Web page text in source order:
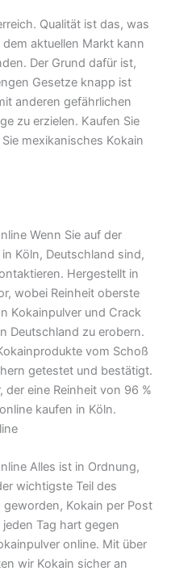
Qualität ist das, was
aktuellen Markt kann
Der Grund dafür ist,
Gesetze knapp ist
anderen gefährlichen
zu erzielen. Kaufen Sie
mexikanisches Kokain
Wenn Sie auf der
Köln, Deutschland sind,
Hergestellt in
wobei Reinheit oberste
Kokainpulver und Crack
Deutschland zu erobern.
vom Schoß
getestet und bestätigt.
eine Reinheit von 96 %
kaufen in Köln.
Alles ist in Ordnung,
wichtigste Teil des
Kokain per Post
Tag hart gegen
online. Mit über
wir Kokain sicher an